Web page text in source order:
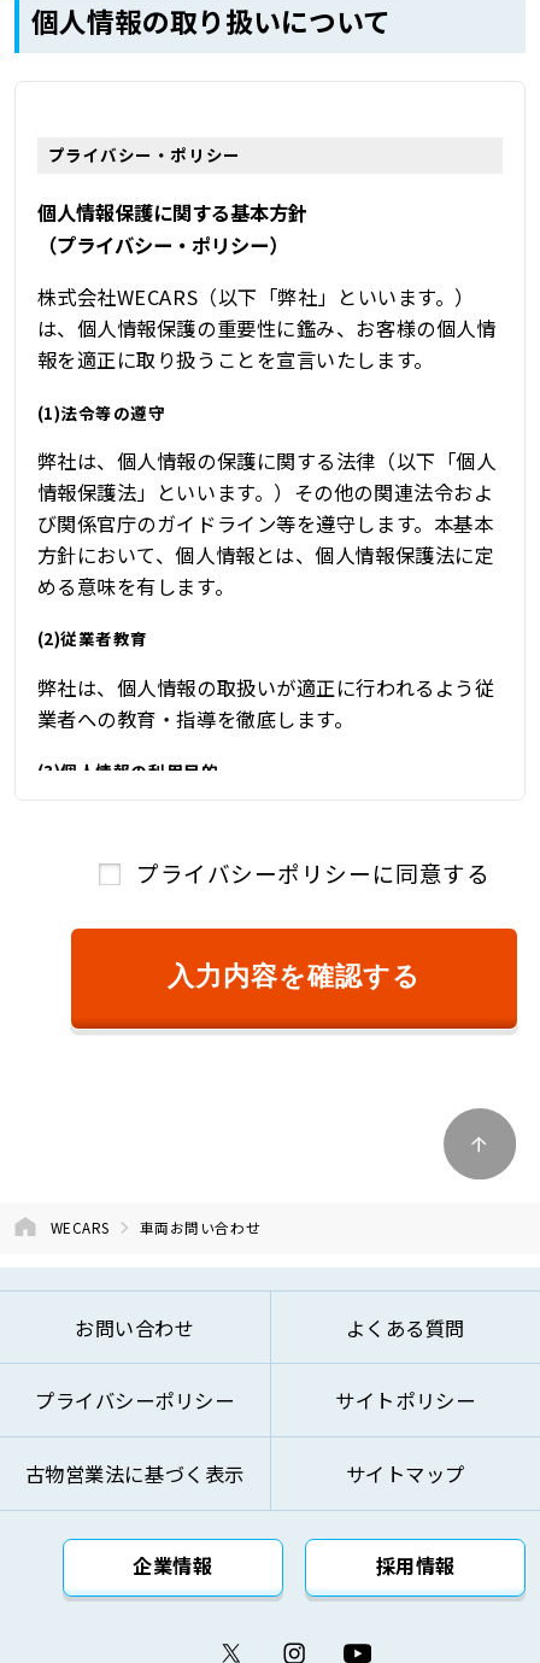
個人情報の取り扱いについて
プライバシー・ポリシー
個人情報保護に関する基本方針
（プライバシー・ポリシー）
株式会社WECARS（以下「弊社」といいます。）
は、個人情報保護の重要性に鑑み、お客様の個人情
報を適正に取り扱うことを宣言いたします。
(1)法令等の遵守
弊社は、個人情報の保護に関する法律（以下「個人
情報保護法」といいます。）その他の関連法令およ
び関係官庁のガイドライン等を遵守します。本基本
方針において、個人情報とは、個人情報保護法に定
める意味を有します。
(2)従業者教育
弊社は、個人情報の取扱いが適正に行われるよう従
業者への教育・指導を徹底します。
(3)個人情報の利用目的
で、適法かつ公正に利用し、その他の目的に利用す
①ご本人様確認のため
②商品またはサービスのご提供およびその対
価のご請求のため
④商品およびサービスの改善、企画、研究お
⑤お問い合わせへのご対応およびお客様への
⑦本基本方針記載の方法により第三者に対し
て提供するため
⑧その他自動車関連業およびこれらに付帯・
関連するサービスの提供のため
上記の利用目的を変更する場合には、変更後の利用
目的が変更前の利用目的と相当の関連性を有すると
合理的に認められる範囲においてのみ変更を行い、
その内容をご本人に対し、原則として書面等（電磁
的記録を含みます。）により通知し、または弊社の
ウェブサイト等により公表します。
プライバシーポリシーに同意する
入力内容を確認する
WECARS 車両お問い合わせ
お問い合わせ よくある質問
プライバシーポリシー サイトポリシー
古物営業法に基づく表示 サイトマップ
企業情報 採用情報